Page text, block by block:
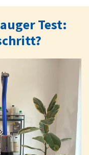
Test: